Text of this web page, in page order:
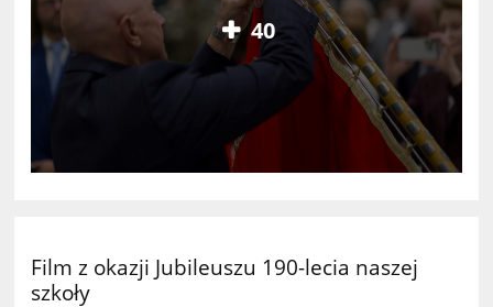
40
Film z okazji Jubileuszu 190-lecia naszej
szkoły